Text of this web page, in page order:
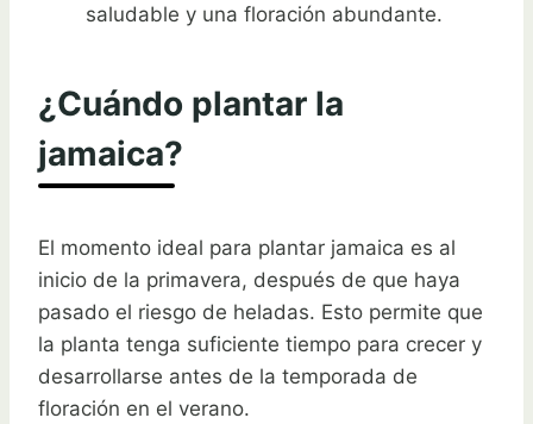
saludable y una floración abundante.
¿Cuándo plantar la
jamaica?
El momento ideal para plantar jamaica es al
inicio de la primavera, después de que haya
pasado el riesgo de heladas. Esto permite que
la planta tenga suficiente tiempo para crecer y
desarrollarse antes de la temporada de
floración en el verano.